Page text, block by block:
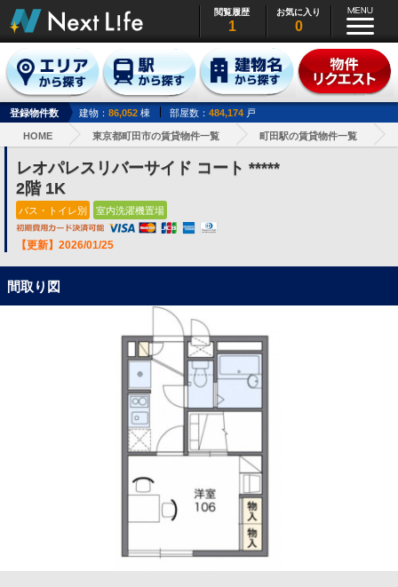
閲覧履歴
1
お気に入り
0
登録物件数 建物： 86,052 棟 部屋数： 484,174 戸
HOME 東京都町田市の賃貸物件一覧 町田駅の賃貸物件一覧
レオパレスリバーサイド コート *****
2階 1K
バス・トイレ別 室内洗濯機置場
【更新】2026/01/25
間取り図